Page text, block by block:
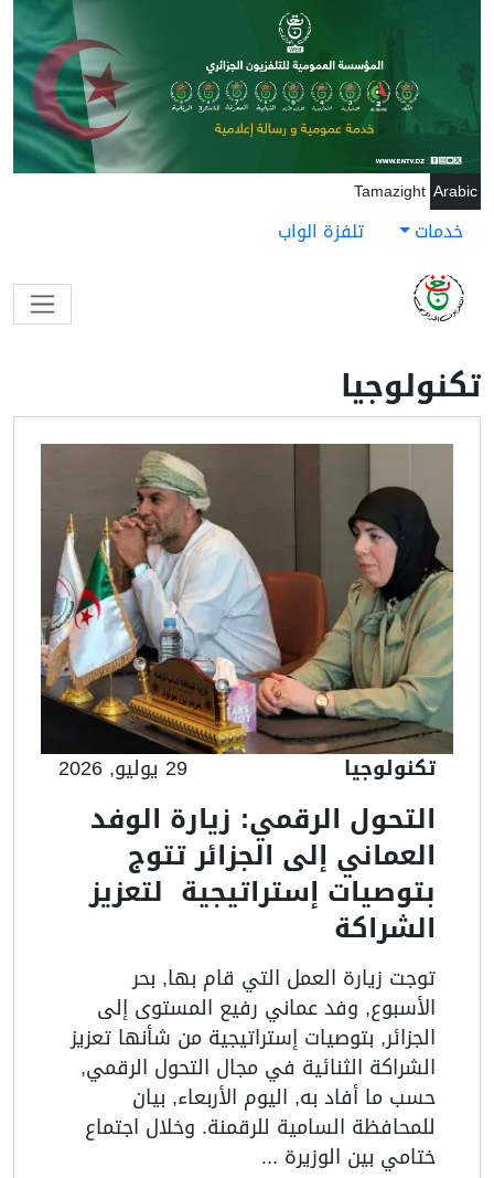
تجاوز إلى المحتوى الرئيسي
Arabic
Tamazight
خدمات تلفزة الواب
تكنولوجيا
تكنولوجيا 29 يوليو, 2026
التحول الرقمي: زيارة الوفد
العماني إلى الجزائر تتوج
بتوصيات إستراتيجية لتعزيز
الشراكة
توجت زيارة العمل التي قام بها, بحر
الأسبوع, وفد عماني رفيع المستوى إلى
الجزائر, بتوصيات إستراتيجية من شأنها تعزيز
الشراكة الثنائية في مجال التحول الرقمي,
حسب ما أفاد به, اليوم الأربعاء, بيان
للمحافظة السامية للرقمنة. وخلال اجتماع
ختامي بين الوزيرة ...